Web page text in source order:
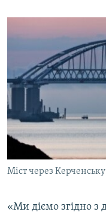
Міст через
«Ми діємо згідно з